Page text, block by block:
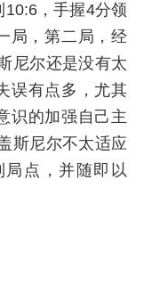
，手握4分领
局，第二局，经
尼尔还是没有太
误有点多，尤其
识的加强自己主
斯尼尔不太适应
点，并随即以